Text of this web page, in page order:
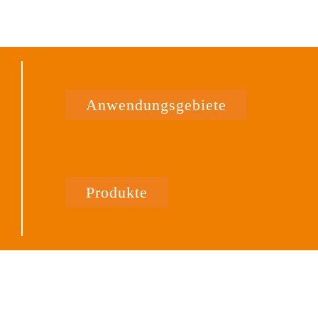
Anwendungsgebiete
Produkte